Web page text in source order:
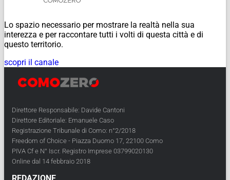
Lo spazio necessario per mostrare la realtà nella sua
interezza e per raccontare tutti i volti di questa città e di
questo territorio.
scopri il canale
Direttore Responsabile: Davide Cantoni
Direttore Editoriale: Emanuele Caso
Registrazione Tribunale di Como: n°2/2018
Freedom of Choice - Piazza Duomo 17, 22100 Como
PIVA Cf e N° Iscr. Registro Imprese 03799020130
Online dal 14 febbraio 2018
REDAZIONE